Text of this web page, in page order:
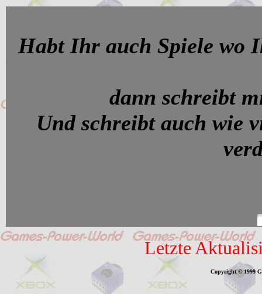
Habt Ihr auch Spiele wo
dann schreibt
Und schreibt auch wie
Letzte
Copyright © 1999